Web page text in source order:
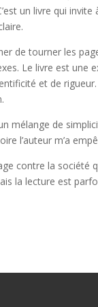
un livre qui
de tourner les
Le livre est une
et de
mélange de
l’auteur m’a
contre la société
la lecture est